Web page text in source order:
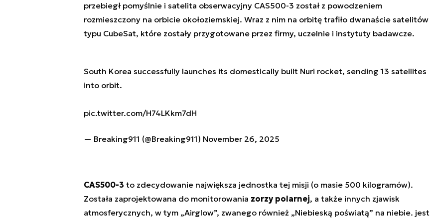
przebiegł pomyślnie i satelita obserwacyjny CAS500-3 został z powodzeniem
rozmieszczony na orbicie okołoziemskiej. Wraz z nim na orbitę trafiło dwanaście satelitów
typu CubeSat, które zostały przygotowane przez firmy, uczelnie i instytuty badawcze.
South Korea successfully launches its domestically built Nuri rocket, sending 13 satellites
into orbit.
pic.twitter.com/H74LKkm7dH
— Breaking911 (@Breaking911) November 26, 2025
CAS500-3 to zdecydowanie największa jednostka tej misji (o masie 500 kilogramów).
Została zaprojektowana do monitorowania zorzy polarnej, a także innych zjawisk
atmosferycznych, w tym „Airglow”, zwanego również „Niebieską poświatą” na niebie. jest